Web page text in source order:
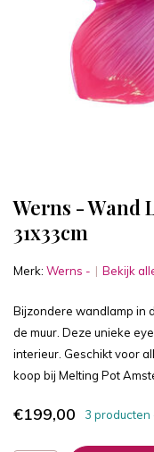
Werns - Wand
31x33cm
Merk: Werns - Bekijk
Bijzondere wandlamp in
de muur. Deze unieke
interieur. Geschikt voor
koop bij Melting Pot
€199,00 3